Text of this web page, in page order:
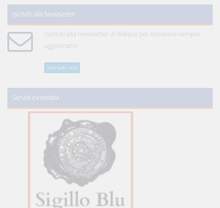
Iscriviti alla Newsletter
Iscriviti alla newsletter di WikiJus per rimanere sempre
aggiornato!
Iscriviti ora
Servizi innovativi